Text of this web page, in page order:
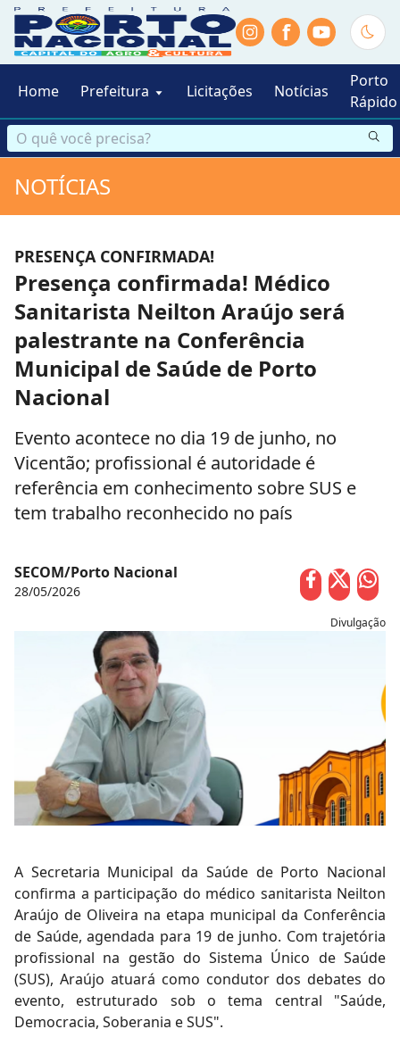
f
Home Prefeitura Licitações Notícias
Porto
Rápido
NOTÍCIAS
PRESENÇA CONFIRMADA!
Presença confirmada! Médico
Sanitarista Neilton Araújo será
palestrante na Conferência
Municipal de Saúde de Porto
Nacional
Evento acontece no dia 19 de junho, no
Vicentão; profissional é autoridade é
referência em conhecimento sobre SUS e
tem trabalho reconhecido no país
SECOM/Porto Nacional
28/05/2026
Divulgação
A Secretaria Municipal da Saúde de Porto Nacional
confirma a participação do médico sanitarista Neilton
Araújo de Oliveira na etapa municipal da Conferência
de Saúde, agendada para 19 de junho. Com trajetória
profissional na gestão do Sistema Único de Saúde
(SUS), Araújo atuará como condutor dos debates do
evento, estruturado sob o tema central "Saúde,
Democracia, Soberania e SUS".